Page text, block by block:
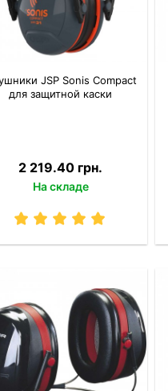
JSP Sonis Compact
для защитной каски
2 219.40 грн.
На складе